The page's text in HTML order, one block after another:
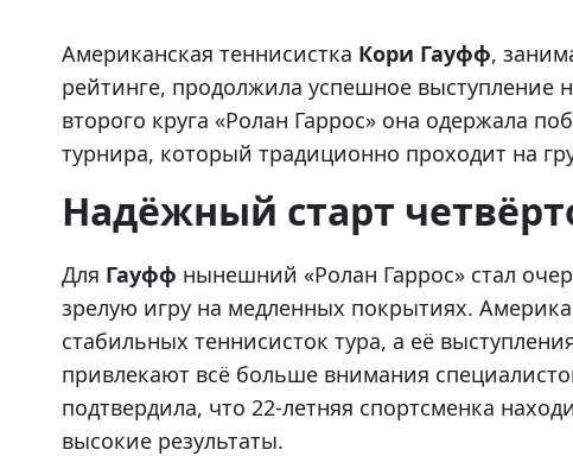
Американская теннисистка Кори Гауфф,
рейтинге, продолжила успешное
второго круга «Ролан Гаррос» она одержала
турнира, который традиционно проходит на
Надёжный старт
Для Гауфф нынешний «Ролан Гаррос» стал
зрелую игру на медленных покрытиях.
стабильных теннисисток тура, а её
привлекают всё больше внимания
подтвердила, что 22-летняя спортсменка
высокие результаты.